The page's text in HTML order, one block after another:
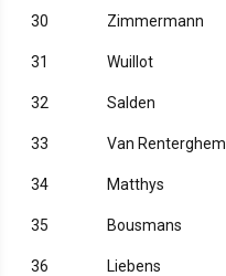
30 Zimmermann
31 Wuillot
32 Salden
33 Van Renterghem
34 Matthys
35 Bousmans
36 Liebens